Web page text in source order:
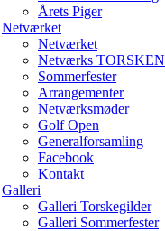
Årets Piger
Netværket
Netværket
Netværks TORSKEN
Sommerfester
Arrangementer
Netværksmøder
Golf Open
Generalforsamling
Facebook
Kontakt
Galleri
Galleri Torskegilder
Galleri Sommerfester